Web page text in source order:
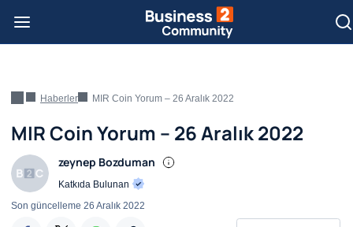
Haberler MIR Coin Yorum – 26 Aralık 2022
MIR Coin Yorum – 26 Aralık 2022
zeynep Bozduman
Katkıda Bulunan
Son güncelleme 26 Aralık 2022